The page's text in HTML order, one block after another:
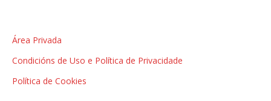
Área Privada
Condicións de Uso e Política de Privacidade
Política de Cookies